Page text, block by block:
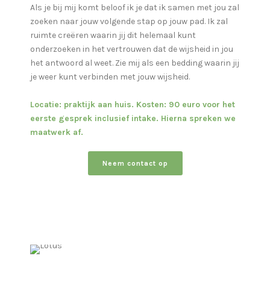
Als je bij mij komt beloof ik je dat ik samen met jou zal
zoeken naar jouw volgende stap op jouw pad. Ik zal
ruimte creëren waarin jij dit helemaal kunt
onderzoeken in het vertrouwen dat de wijsheid in jou
het antwoord al weet. Zie mij als een bedding waarin jij
je weer kunt verbinden met jouw wijsheid.
Locatie: praktijk aan huis. Kosten: 90 euro voor het
eerste gesprek inclusief intake. Hierna spreken we
maatwerk af.
Neem contact op